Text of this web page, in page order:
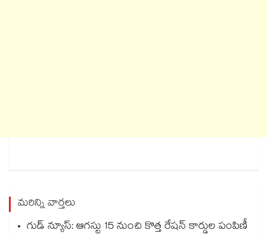
మరిన్ని వార్తలు
గుడ్ న్యూస్: ఆగస్టు 15 నుంచి కొత్త రేషన్ కార్డుల పంపిణీ